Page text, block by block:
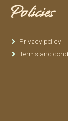
Policies
Privacy policy
Terms and